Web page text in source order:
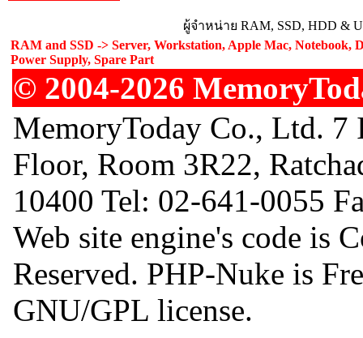
ผู้จำหน่าย RAM, SSD, HDD &
RAM and SSD -> Server, Workstation, Apple Mac, Notebook,
Power Supply, Spare Part
© 2004-2026
MemoryToday Co., Ltd.
Floor, Room 3R22,
10400 Tel: 02-641-0055
Web site engine's code is
Reserved. PHP-Nuke is
GNU/GPL license.